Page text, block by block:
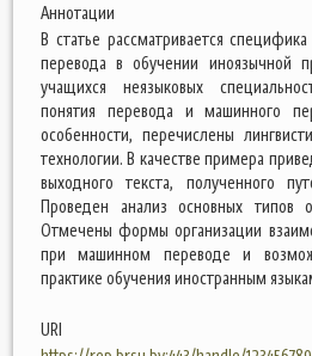
Аннотации
В статье рассматривается
перевода в обучении иноязычной
учащихся неязыковых
понятия перевода и машинного
особенности, перечислены
технологии. В качестве примера
выходного текста, полученного
Проведен анализ основных типов
Отмечены формы организации
при машинном переводе и
практике обучения иностранным
URI